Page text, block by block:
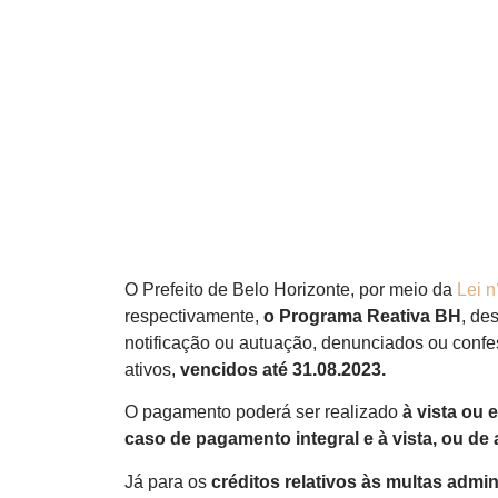
O Prefeito de Belo Horizonte, por meio da Lei
respectivamente, o Programa Reativa BH ,
notificação ou autuação, denunciados ou
ativos, vencidos até 31.08.2023.
O pagamento poderá ser realizado à vista ou
caso de pagamento integral e à vista, ou
Já para os créditos relativos às multas